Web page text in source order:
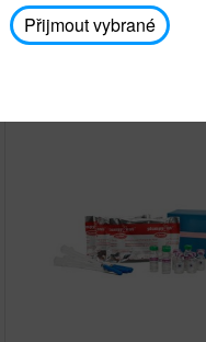
Přijmout vybrané